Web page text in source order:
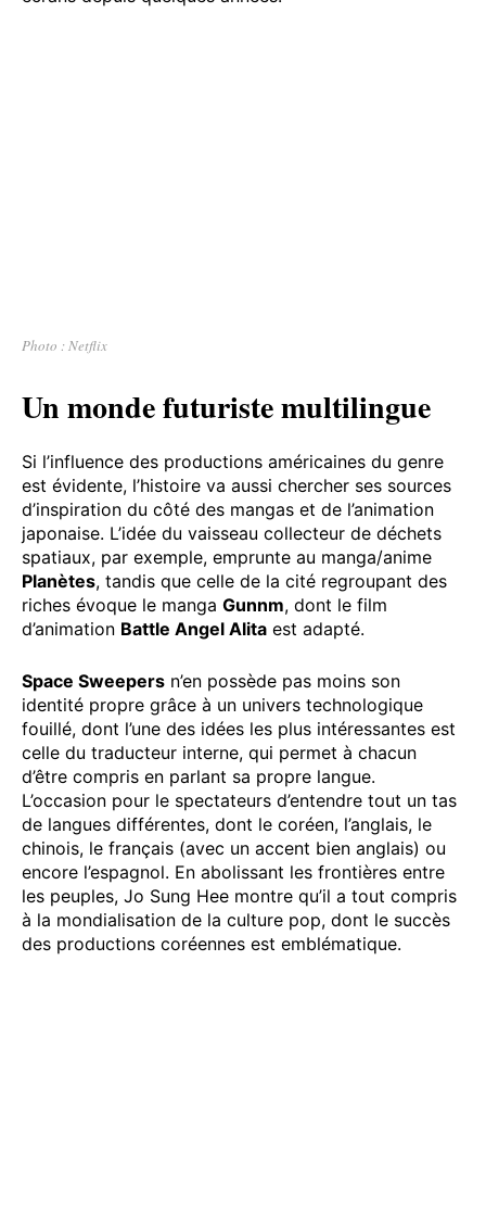
Photo : Netflix
Un monde futuriste multilingue
Si l’influence des productions américaines du genre
est évidente, l’histoire va aussi chercher ses sources
d’inspiration du côté des mangas et de l’animation
japonaise. L’idée du vaisseau collecteur de déchets
spatiaux, par exemple, emprunte au manga/anime
Planètes, tandis que celle de la cité regroupant des
riches évoque le manga Gunnm, dont le film
d’animation Battle Angel Alita est adapté.
Space Sweepers n’en possède pas moins son
identité propre grâce à un univers technologique
fouillé, dont l’une des idées les plus intéressantes est
celle du traducteur interne, qui permet à chacun
d’être compris en parlant sa propre langue.
L’occasion pour le spectateurs d’entendre tout un tas
de langues différentes, dont le coréen, l’anglais, le
chinois, le français (avec un accent bien anglais) ou
encore l’espagnol. En abolissant les frontières entre
les peuples, Jo Sung Hee montre qu’il a tout compris
à la mondialisation de la culture pop, dont le succès
des productions coréennes est emblématique.